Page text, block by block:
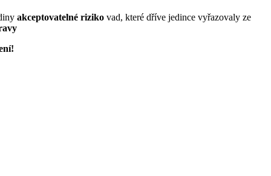
akceptovatelné riziko vad, které dříve jedince vyřazovaly ze